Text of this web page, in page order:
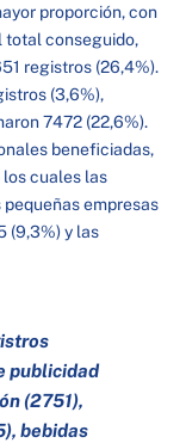
proporción, con
total conseguido,
registros (26,4%).
(3,6%),
7472 (22,6%).
beneficiadas,
los cuales las
empresas
(9,3%) y las
publicidad
(2751),
bebidas